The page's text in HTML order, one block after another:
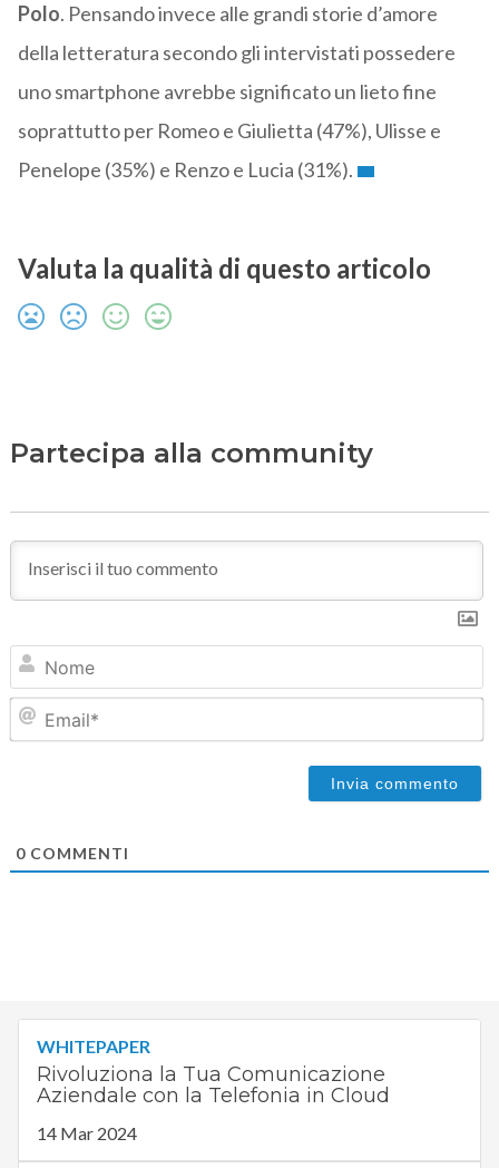
Polo. Pensando invece alle grandi storie d’amore
della letteratura secondo gli intervistati possedere
uno smartphone avrebbe significato un lieto fine
soprattutto per Romeo e Giulietta (47%), Ulisse e
Penelope (35%) e Renzo e Lucia (31%).
Valuta la qualità di questo articolo
Partecipa alla community
0COMMENTI
WHITEPAPER
Rivoluziona la Tua Comunicazione
Aziendale con la Telefonia in Cloud
14 Mar 2024